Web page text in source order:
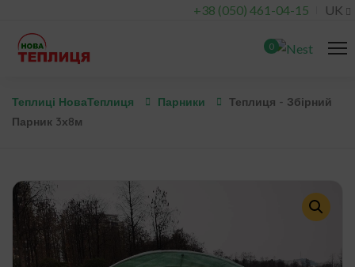
+38 (050) 461-04-15 UK
0
Теплиці НоваТеплиця Парники
Теплиця - Збірний
Парник 3х8м